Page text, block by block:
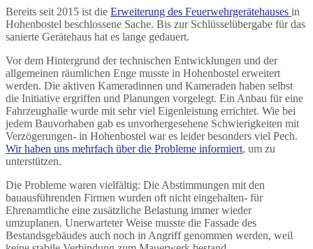
Bereits seit 2015 ist die Erweiterung des Feuerwehrgerätehauses in
Hohenbostel beschlossene Sache. Bis zur Schlüsselübergabe für das
sanierte Gerätehaus hat es lange gedauert.
Vor dem Hintergrund der technischen Entwicklungen und der
allgemeinen räumlichen Enge musste in Hohenbostel erweitert
werden. Die aktiven Kameradinnen und Kameraden haben selbst
die Initiative ergriffen und Planungen vorgelegt. Ein Anbau für eine
Fahrzeughalle wurde mit sehr viel Eigenleistung errichtet. Wie bei
jedem Bauvorhaben gab es unvorhergesehene Schwierigkeiten mit
Verzögerungen- in Hohenbostel war es leider besonders viel Pech.
Wir haben uns mehrfach über die Probleme informiert, um zu
unterstützen.
Die Probleme waren vielfältig: Die Abstimmungen mit den
bauausführenden Firmen wurden oft nicht eingehalten- für
Ehrenamtliche eine zusätzliche Belastung immer wieder
umzuplanen. Unerwarteter Weise musste die Fassade des
Bestandsgebäudes auch noch in Angriff genommen werden, weil